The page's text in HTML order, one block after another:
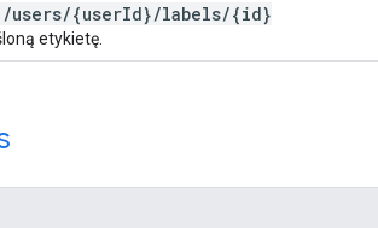
/users/{userId}/labels/{id}
etykietę.